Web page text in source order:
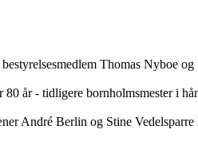
Thomas Nyboe
80 år - tidligere bornholmsmester i
André Berlin og Stine Vedelsparre